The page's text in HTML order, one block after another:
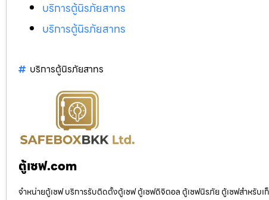
บริการตู้นิรภัยสาทร
บริการตู้นิรภัยสาทร
บริการตู้นิรภัยสาทร
ตู้เซฟ.com
จำหน่ายตู้เซฟ บริการรับติดตั้งตู้เซฟ ตู้เซฟดิจิตอล ตู้เซฟนิรภัย ตู้เซฟสำหรับ